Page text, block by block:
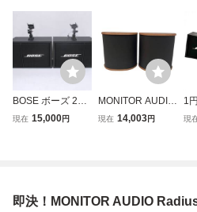
BOSE ボーズ 201
スピーカーペア セ
現在 15,000円
MONITOR AUDIO
モニターオーディ
現在 14,003円
1
ペ
楽
現
即決！MONITOR AUDIO